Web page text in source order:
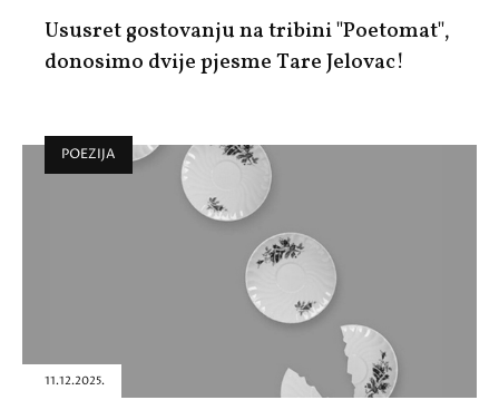
Ususret gostovanju na tribini "Poetomat",
donosimo dvije pjesme Tare Jelovac!
POEZIJA
11.12.2025.